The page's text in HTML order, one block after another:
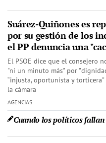
Suárez-Quiñones es
por su gestión de los
el PP denuncia una
El PSOE dice que el consejero
"ni un minuto más" por
“injusta, oportunista y torticera”
la cámara
AGENCIAS
Cuando los políticos